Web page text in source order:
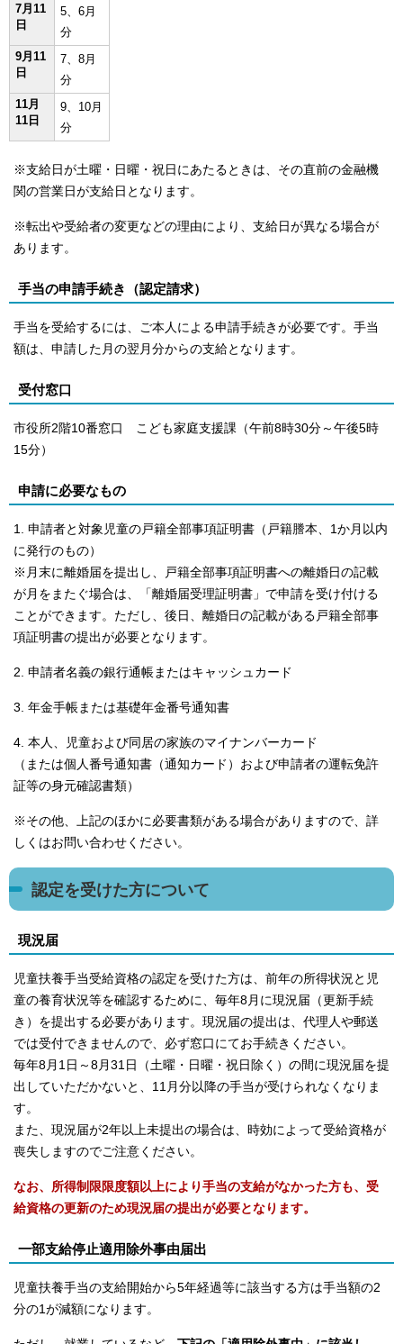
7月11
日
5、6月
分
9月11
日
7、8月
分
11月
11日
9、10月
分
※支給日が土曜・日曜・祝日にあたるときは、その直前の金融機
関の営業日が支給日となります。
※転出や受給者の変更などの理由により、支給日が異なる場合が
あります。
手当の申請手続き（認定請求）
手当を受給するには、ご本人による申請手続きが必要です。手当
額は、申請した月の翌月分からの支給となります。
受付窓口
市役所2階10番窓口 こども家庭支援課（午前8時30分～午後5時
15分）
申請に必要なもの
1. 申請者と対象児童の戸籍全部事項証明書（戸籍謄本、1か月以内
に発行のもの）
※月末に離婚届を提出し、戸籍全部事項証明書への離婚日の記載
が月をまたぐ場合は、「離婚届受理証明書」で申請を受け付ける
ことができます。ただし、後日、離婚日の記載がある戸籍全部事
項証明書の提出が必要となります。
2. 申請者名義の銀行通帳またはキャッシュカード
3. 年金手帳または基礎年金番号通知書
4. 本人、児童および同居の家族のマイナンバーカード
（または個人番号通知書（通知カード）および申請者の運転免許
証等の身元確認書類）
※その他、上記のほかに必要書類がある場合がありますので、詳
しくはお問い合わせください。
認定を受けた方について
現況届
児童扶養手当受給資格の認定を受けた方は、前年の所得状況と児
童の養育状況等を確認するために、毎年8月に現況届（更新手続
き）を提出する必要があります。現況届の提出は、代理人や郵送
では受付できませんので、必ず窓口にてお手続きください。
毎年8月1日～8月31日（土曜・日曜・祝日除く）の間に現況届を提
出していただかないと、11月分以降の手当が受けられなくなりま
す。
また、現況届が2年以上未提出の場合は、時効によって受給資格が
喪失しますのでご注意ください。
なお、所得制限限度額以上により手当の支給がなかった方も、受
給資格の更新のため現況届の提出が必要となります。
一部支給停止適用除外事由届出
児童扶養手当の支給開始から5年経過等に該当する方は手当額の2
分の1が減額になります。